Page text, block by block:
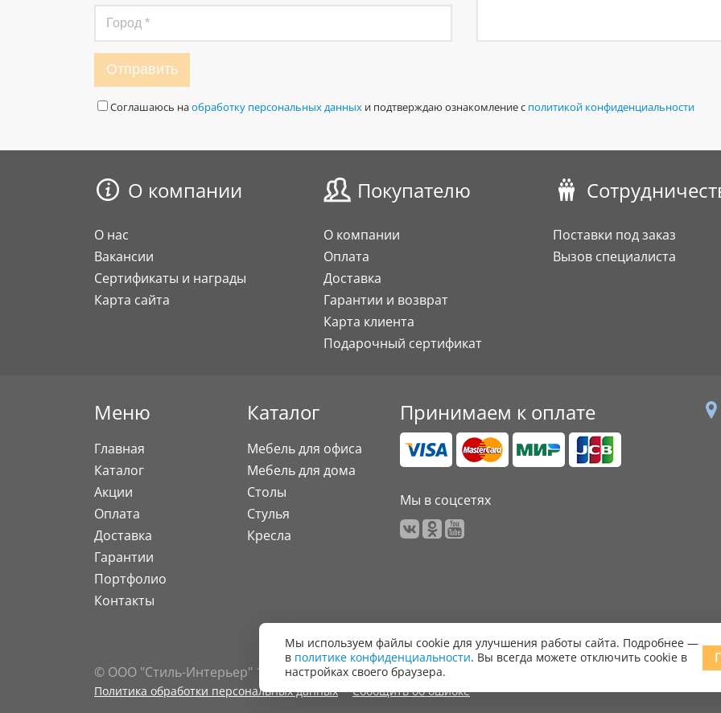
Отправить
Соглашаюсь наобработку персональных данных и подтверждаю ознакомление с политикой конфиденциальности
О компании
О нас
Вакансии
Сертификаты и награды
Карта сайта
Покупателю
О компании
Оплата
Доставка
Гарантии и возврат
Карта клиента
Подарочный сертификат
Поставки под заказ
Вызов специалиста
Меню
Главная
Каталог
Акции
Оплата
Доставка
Гарантии
Портфолио
Контакты
Каталог
Мебель для офиса
Мебель для дома
Столы
Стулья
Кресла
Принимаем к оплате
Мы в соцсетях
© ООО "Стиль-Интерьер" 1996 - 2026. Все права защищены.
Политика обработки персональных данных Сообщить об ошибке
Мы используем файлы cookie для улучшения работы сайта. Подробнее —
в политике конфиденциальности. Вы всегда можете отключить cookie в
настройках своего браузера.